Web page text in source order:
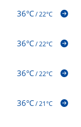
36°C/22°C
36°C/22°C
36°C/22°C
36°C/21°C